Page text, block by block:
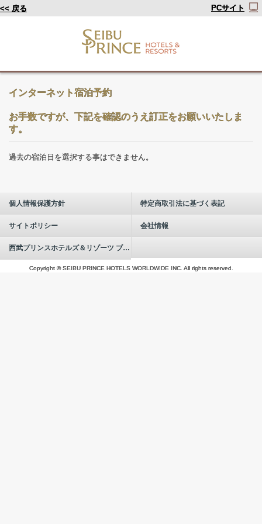
<< 戻る PCサイト
インターネット宿泊予約
お手数ですが、下記を確認のうえ訂正をお願いいたしま
す。
過去の宿泊日を選択する事はできません。
個人情報保護方針 特定商取引法に基づく表記
サイトポリシー 会社情報
西武プリンスホテルズ＆リゾーツ ブランドについて
Copyright © SEIBU PRINCE HOTELS WORLDWIDE INC. All rights reserved.